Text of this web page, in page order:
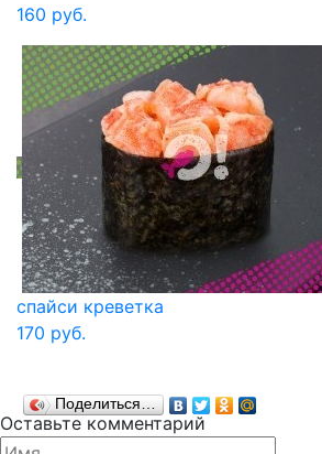
160 руб.
спайси креветка
170 руб.
Поделиться…
Оставьте комментарий